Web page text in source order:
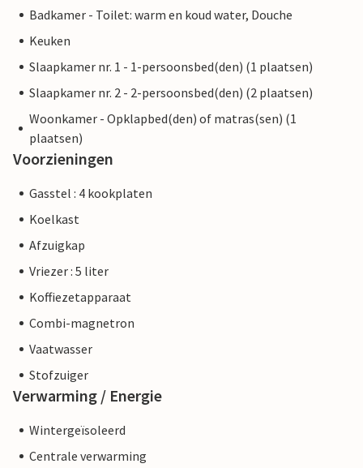
Badkamer - Toilet: warm en koud water, Douche
Keuken
Slaapkamer nr. 1 - 1-persoonsbed(den) (1 plaatsen)
Slaapkamer nr. 2 - 2-persoonsbed(den) (2 plaatsen)
Woonkamer - Opklapbed(den) of matras(sen) (1
plaatsen)
Voorzieningen
Gasstel : 4 kookplaten
Koelkast
Afzuigkap
Vriezer : 5 liter
Koffiezetapparaat
Combi-magnetron
Vaatwasser
Stofzuiger
Verwarming / Energie
Wintergeïsoleerd
Centrale verwarming